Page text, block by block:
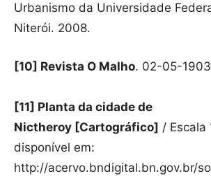
Urbanismo da Universidade
Niterói. 2008.
[10] Revista O Malho. 02-05-
[11] Planta da cidade de
Nictheroy [Cartográfico] / Escala
disponível em:
http://acervo.bndigital.bn.gov.br/